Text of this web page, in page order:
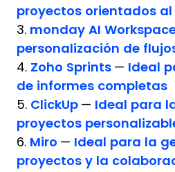
proyectos orientados
3. monday AI
personalización de
4. Zoho Sprints — Ideal
de informes completas
5. ClickUp — Ideal para
proyectos
6. Miro — Ideal para la
proyectos y la